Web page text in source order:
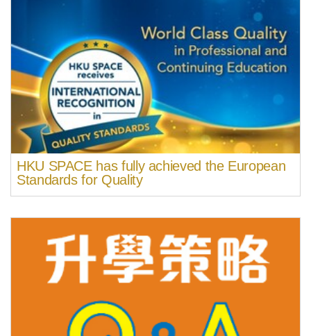
HKU SPACE has fully achieved the European
Standards for Quality